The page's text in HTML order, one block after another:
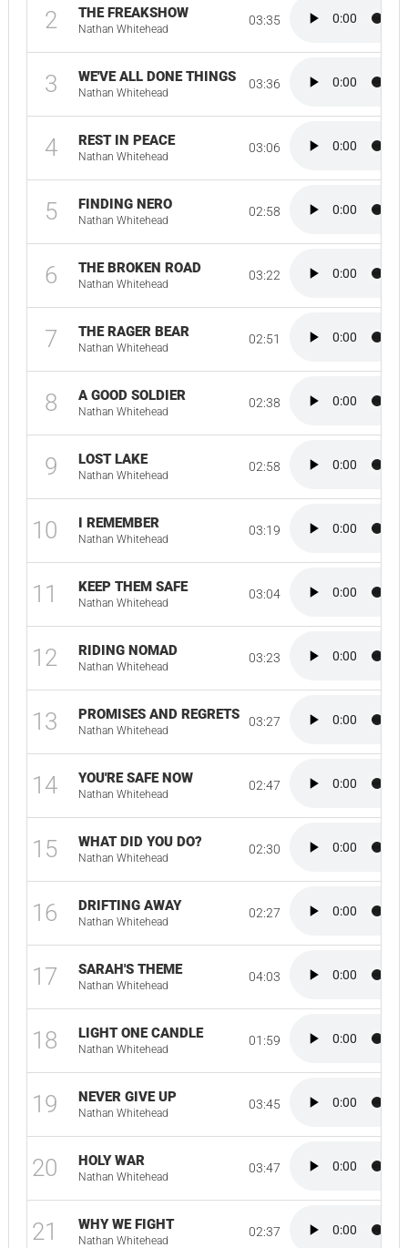
2 THE FREAKSHOW
Nathan Whitehead
03:35
3 WE'VE ALL DONE THINGS
Nathan Whitehead
03:36
4 REST IN PEACE
Nathan Whitehead
03:06
5 FINDING NERO
Nathan Whitehead
02:58
6 THE BROKEN ROAD
Nathan Whitehead
03:22
7 THE RAGER BEAR
Nathan Whitehead
02:51
8 A GOOD SOLDIER
Nathan Whitehead
02:38
9 LOST LAKE
Nathan Whitehead
02:58
10 I REMEMBER
Nathan Whitehead
03:19
11 KEEP THEM SAFE
Nathan Whitehead
03:04
12 RIDING NOMAD
Nathan Whitehead
03:23
13 PROMISES AND REGRETS
Nathan Whitehead
03:27
14 YOU'RE SAFE NOW
Nathan Whitehead
02:47
15 WHAT DID YOU DO?
Nathan Whitehead
02:30
16 DRIFTING AWAY
Nathan Whitehead
02:27
17 SARAH'S THEME
Nathan Whitehead
04:03
18 LIGHT ONE CANDLE
Nathan Whitehead
01:59
19 NEVER GIVE UP
Nathan Whitehead
03:45
20 HOLY WAR
Nathan Whitehead
03:47
21 WHY WE FIGHT
Nathan Whitehead
02:37